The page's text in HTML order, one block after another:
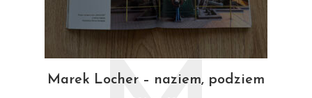
Marek Locher – naziem, podziem